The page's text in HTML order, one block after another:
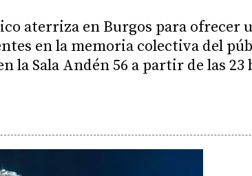
aterriza en Burgos para ofrecer
en la memoria colectiva del
la Sala Andén 56 a partir de las 23